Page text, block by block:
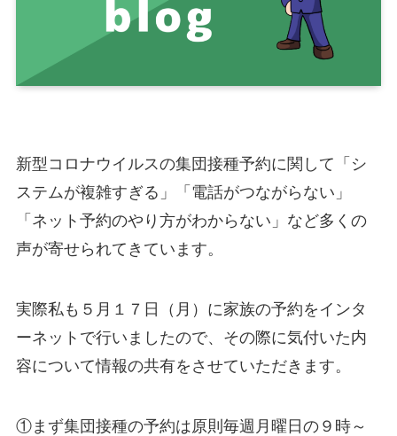
新型コロナウイルスの集団接種予約に関して「シ
ステムが複雑すぎる」「電話がつながらない」
「ネット予約のやり方がわからない」など多くの
声が寄せられてきています。
実際私も５月１７日（月）に家族の予約をインタ
ーネットで行いましたので、その際に気付いた内
容について情報の共有をさせていただきます。
①まず集団接種の予約は原則毎週月曜日の９時～